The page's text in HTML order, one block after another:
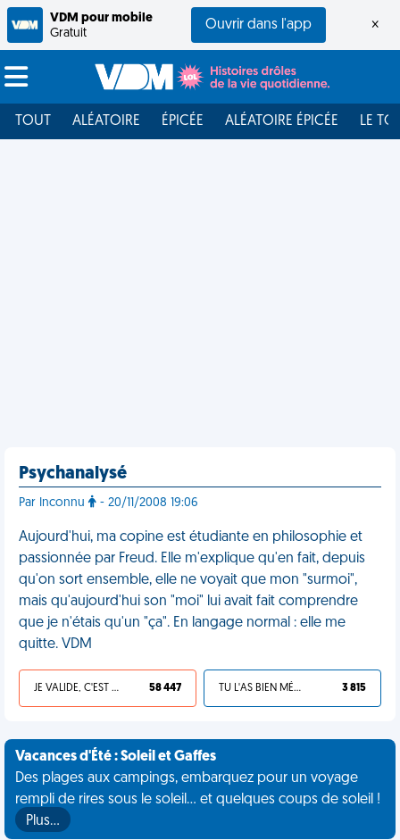
VDM pour mobile
Gratuit
Ouvrir dans l'app ×
TOUT ALÉATOIRE ÉPICÉE ALÉATOIRE ÉPICÉE LE
Psychanalysé
Par Inconnu - 20/11/2008 19:06
Aujourd'hui, ma copine est étudiante en philosophie et
passionnée par Freud. Elle m'explique qu'en fait, depuis
qu'on sort ensemble, elle ne voyait que mon "surmoi",
mais qu'aujourd'hui son "moi" lui avait fait comprendre
que je n'étais qu'un "ça". En langage normal : elle me
quitte. VDM
JE VALIDE, C'EST UNE VDM 58 447 TU L'AS BIEN MÉRITÉ 3 815
Vacances d'Été : Soleil et Gaffes
Des plages aux campings, embarquez pour un voyage
rempli de rires sous le soleil... et quelques coups de soleil !
Plus…